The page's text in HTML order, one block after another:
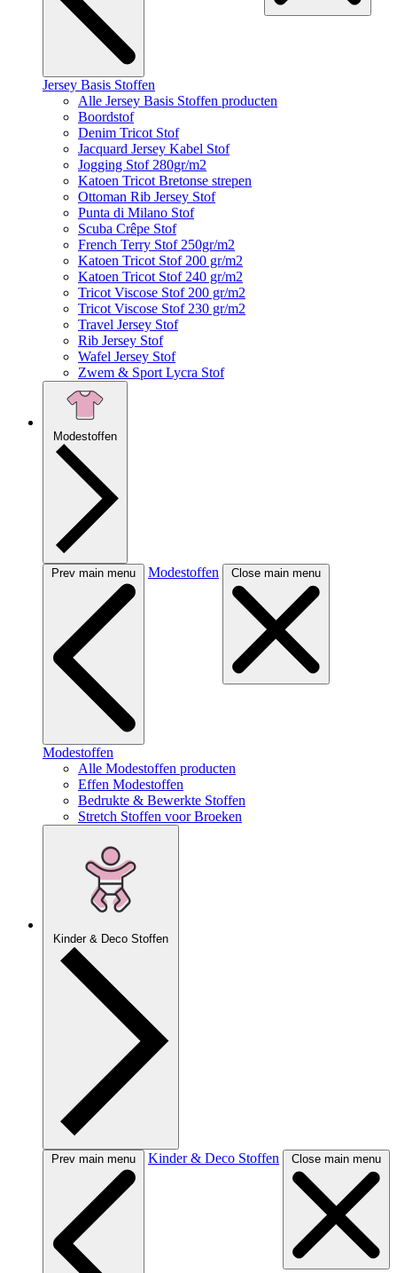
Jersey Basis Stoffen
Alle Jersey Basis Stoffen producten
Boordstof
Denim Tricot Stof
Jacquard Jersey Kabel Stof
Jogging Stof 280gr/m2
Katoen Tricot Bretonse strepen
Ottoman Rib Jersey Stof
Punta di Milano Stof
Scuba Crêpe Stof
French Terry Stof 250gr/m2
Katoen Tricot Stof 200 gr/m2
Katoen Tricot Stof 240 gr/m2
Tricot Viscose Stof 200 gr/m2
Tricot Viscose Stof 230 gr/m2
Travel Jersey Stof
Rib Jersey Stof
Wafel Jersey Stof
Zwem & Sport Lycra Stof
Modestoffen
Prev main menu Modestoffen Close main menu
Modestoffen
Alle Modestoffen producten
Effen Modestoffen
Bedrukte & Bewerkte Stoffen
Stretch Stoffen voor Broeken
Kinder & Deco Stoffen
Prev main menu Kinder & Deco Stoffen Close main menu